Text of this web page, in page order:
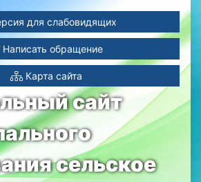
сайт
сельское
для слабовидящих
Написать обращение
Карта сайта